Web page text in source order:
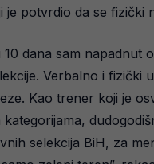
je potvrdio da se fizički
10 dana sam napadnut
Verbalno i fizički
Kao trener koji je
kategorijama,
selekcija BiH, za